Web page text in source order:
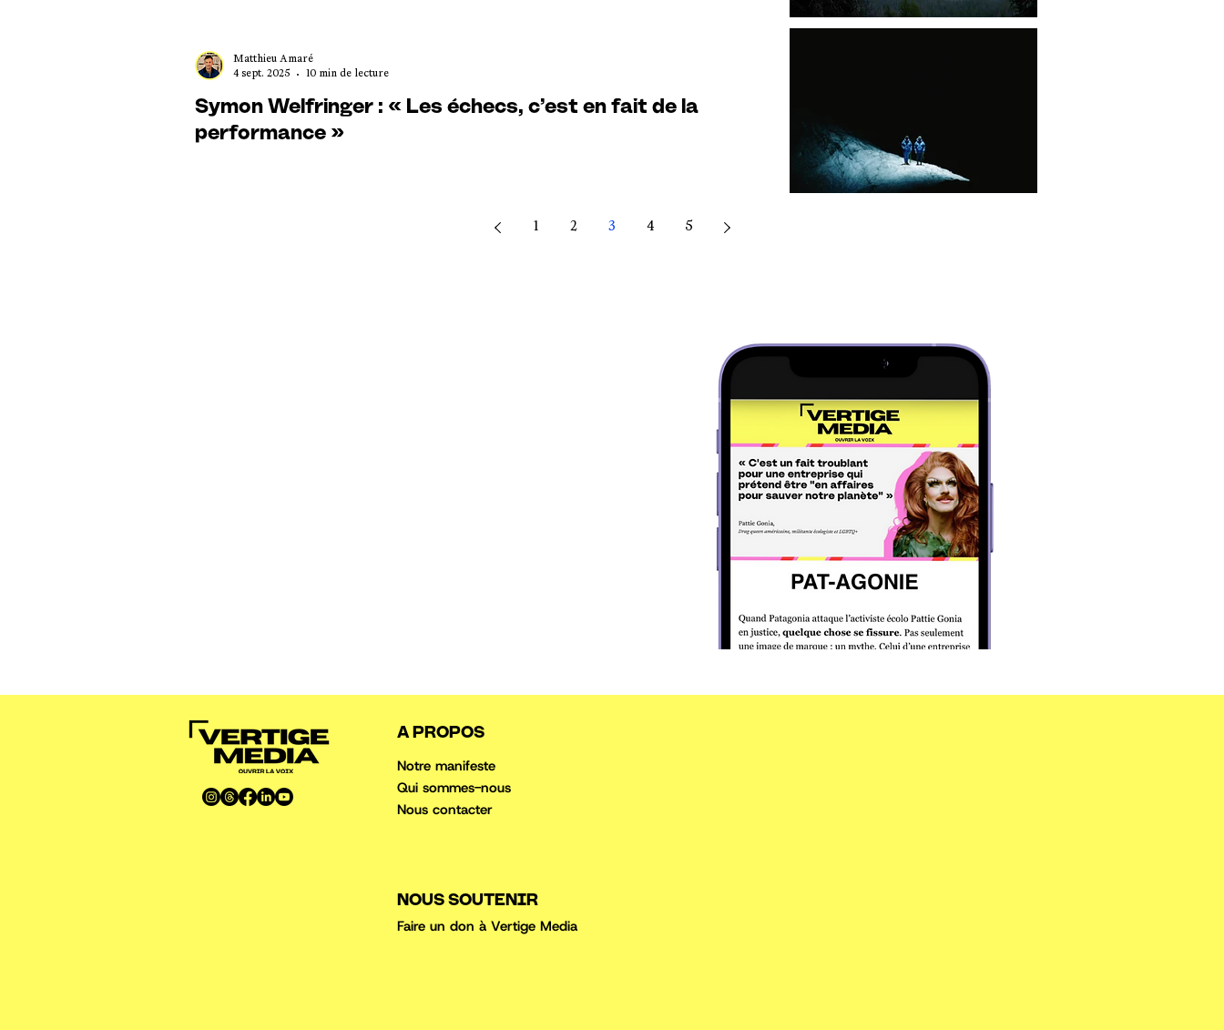
Symon Welfringer : « Les échecs, c’est en fait de la
performance »
Matthieu Amaré
4 sept. 2025
10 min de lecture
1 2 3 4 5
A PROPOS
Notre manifeste
Qui sommes-nous
Nous contacter
NOUS SOUTENIR
Faire un don à Vertige Media